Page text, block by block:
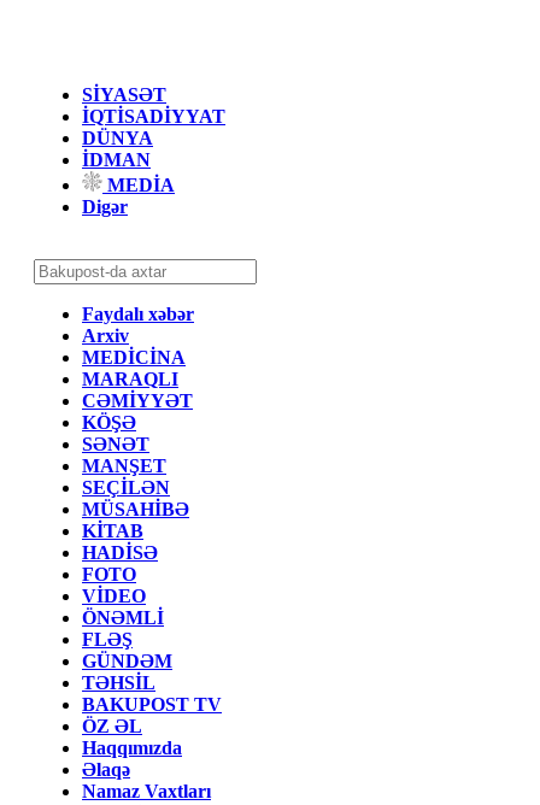
SİYASƏT
İQTİSADİYYAT
DÜNYA
İDMAN
MEDİA
Digər
Faydalı xəbər
Arxiv
MEDİCİNA
MARAQLI
CƏMİYYƏT
KÖŞƏ
SƏNƏT
MANŞET
SEÇİLƏN
MÜSAHİBƏ
KİTAB
HADİSƏ
FOTO
VİDEO
ÖNƏMLİ
FLƏŞ
GÜNDƏM
TƏHSİL
BAKUPOST TV
ÖZ ƏL
Haqqımızda
Əlaqə
Namaz Vaxtları